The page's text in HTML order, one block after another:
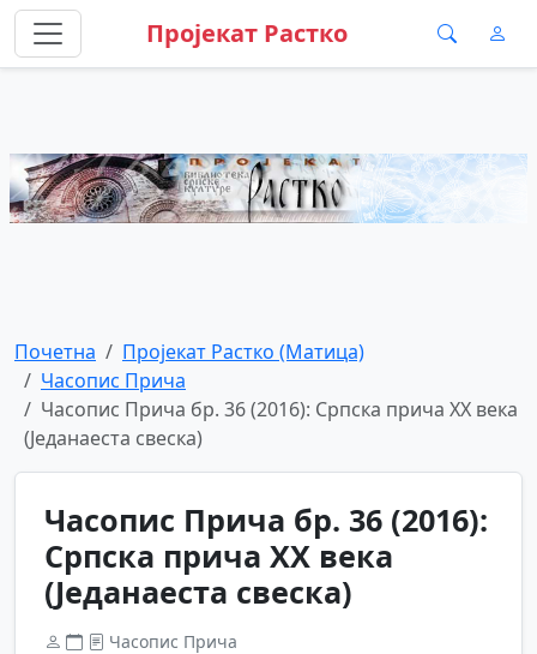
Пројекат Растко
Почетна
Пројекат Растко (Матица)
Часопис Прича
Часопис Прича бр. 36 (2016): Српска прича XX века
(Једанаеста свеска)
Часопис Прича бр. 36 (2016):
Српска прича XX века
(Једанаеста свеска)
Часопис Прича